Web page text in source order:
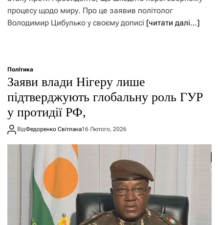
процесу щодо миру. Про це заявив політолог
Володимир Цибулько у своєму дописі [читати далі…]
Політика
Заяви влади Нігеру лише
підтверджують глобальну роль ГУР
у протидії РФ,
ВідФедоренко Світлана16 Лютого, 2026